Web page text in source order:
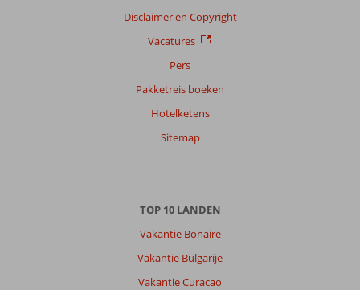
Disclaimer en Copyright
Vacatures
Pers
Pakketreis boeken
Hotelketens
Sitemap
TOP 10 LANDEN
Vakantie Bonaire
Vakantie Bulgarije
Vakantie Curacao